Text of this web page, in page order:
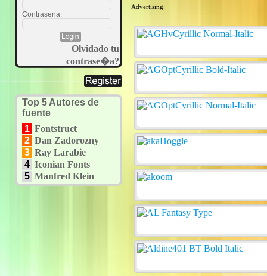
Contrasena:
Olvidado tu
contrase�a?
Top 5 Autores de
fuente
1 Fontstruct
2 Dan Zadorozny
3 Ray Larabie
4 Iconian Fonts
5 Manfred Klein
Advertising: